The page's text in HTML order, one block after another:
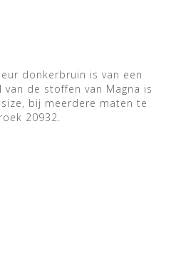
donkerbruin is van een
de stoffen van Magna is
bij meerdere maten te
20932.